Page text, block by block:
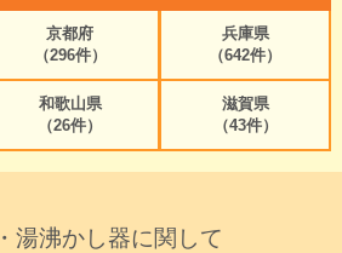
京都府
（296件）
兵庫県
（642件）
和歌山県
（26件）
滋賀県
（43件）
湯沸かし器に関して